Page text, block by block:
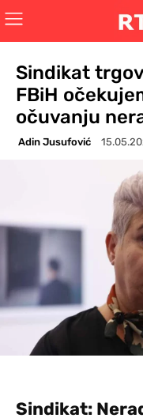
Sindikat
FBiH
očuvanju
Adin Jusufović
Sindikat: